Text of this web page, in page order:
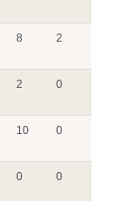
8 2
2 0
10 0
0 0